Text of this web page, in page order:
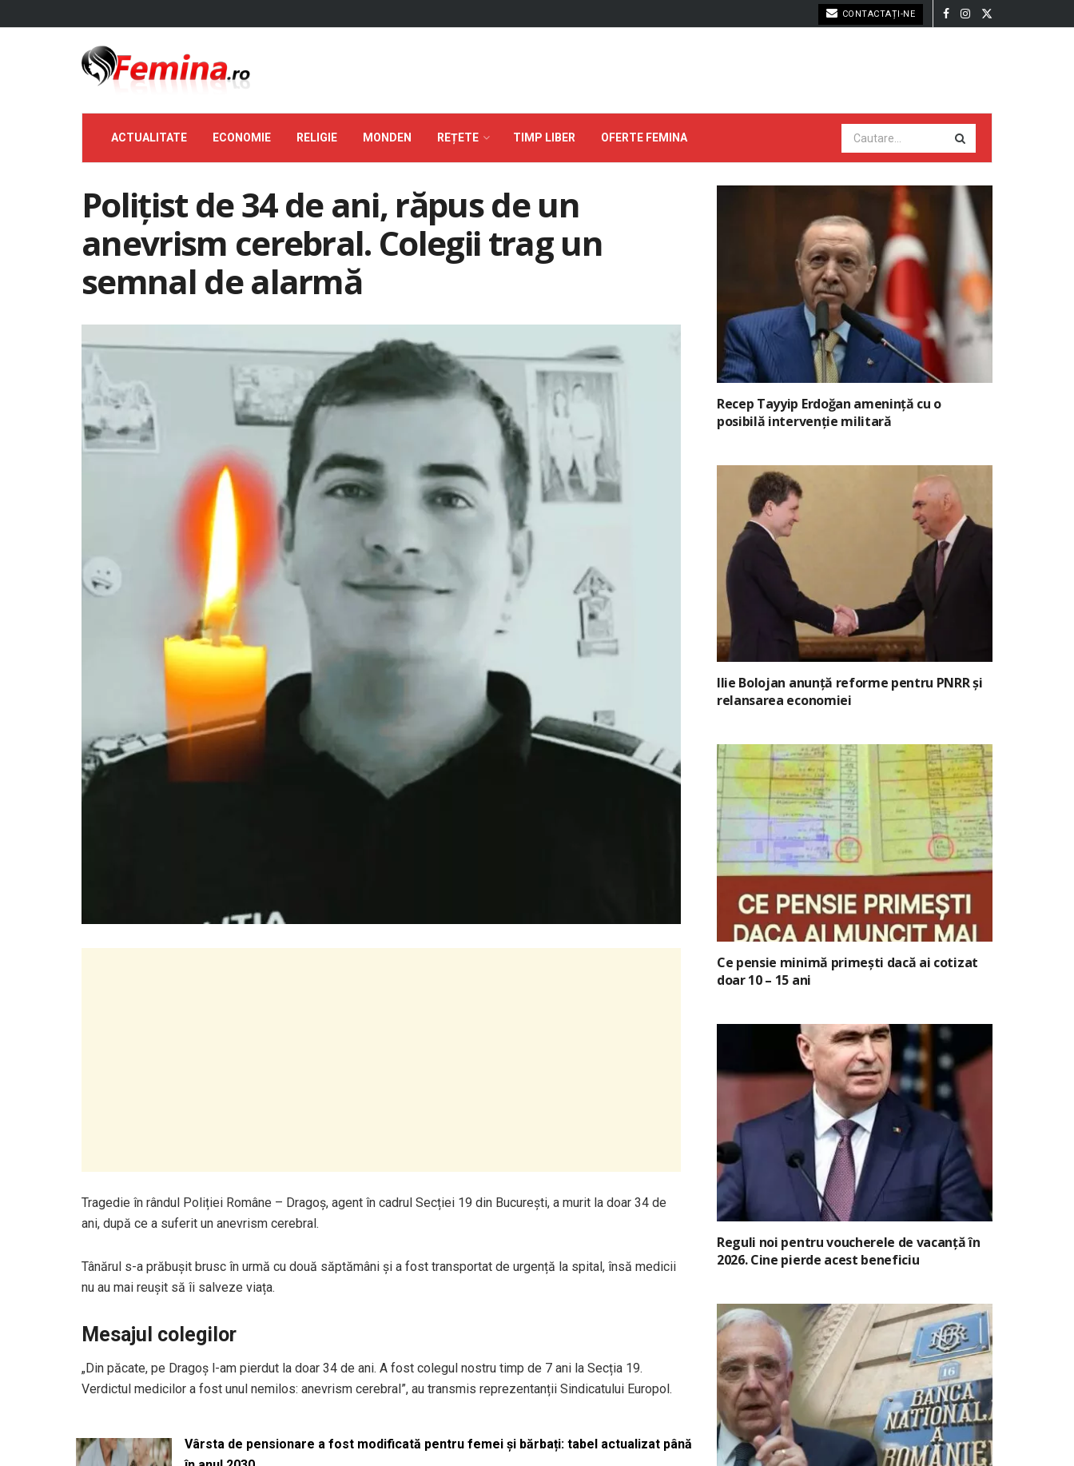
CONTACTAȚI-NE
ACTUALITATE ECONOMIE RELIGIE MONDEN REȚETE TIMP LIBER OFERTE FEMINA
Polițist de 34 de ani, răpus de un
anevrism cerebral. Colegii trag un
semnal de alarmă
Tragedie în rândul Poliției Române – Dragoș, agent în cadrul Secției 19 din București, a murit la doar 34 de
ani, după ce a suferit un anevrism cerebral.
Tânărul s-a prăbușit brusc în urmă cu două săptămâni și a fost transportat de urgență la spital, însă medicii
nu au mai reușit să îi salveze viața.
Mesajul colegilor
„Din păcate, pe Dragoș l-am pierdut la doar 34 de ani. A fost colegul nostru timp de 7 ani la Secția 19.
Verdictul medicilor a fost unul nemilos: anevrism cerebral”, au transmis reprezentanții Sindicatului Europol.
Vârsta de pensionare a fost modificată pentru femei și bărbați: tabel actualizat până
Recep Tayyip Erdoğan amenință cu o
posibilă intervenție militară
Ilie Bolojan anunță reforme pentru PNRR și
relansarea economiei
Ce pensie minimă primești dacă ai cotizat
doar 10 – 15 ani
Reguli noi pentru voucherele de vacanță în
2026. Cine pierde acest beneficiu